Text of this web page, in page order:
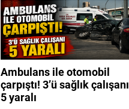
Ambulans ile otomobil
çarpıştı! 3’ü sağlık çalışanı
5 yaralı